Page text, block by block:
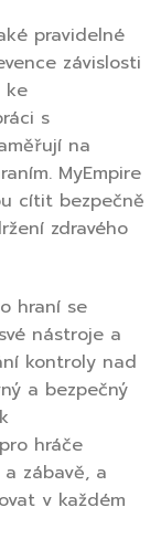
pravidelné
závislosti
ke
s
na
MyEmpire
cítit bezpečně
zdravého
hraní se
nástroje a
kontroly nad
a bezpečný
hráče
zábavě, a
v každém